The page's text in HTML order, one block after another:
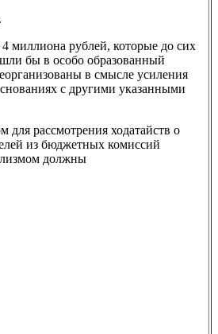
миллиона рублей, которые до сих
бы в особо образованный
в смысле усиления
с другими указанными
рассмотрения ходатайств о
из бюджетных комиссий
должны